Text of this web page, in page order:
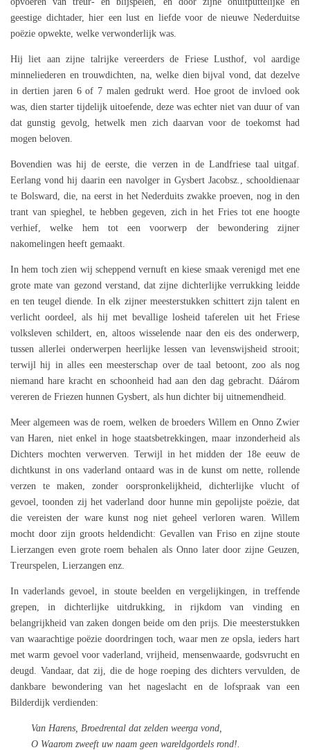
geestige dichtader, hier een lust en liefde voor de nieuwe Nederduitse
poëzie opwekte, welke verwonderlijk was.
Hij liet aan zijne talrijke vereerders de Friese Lusthof, vol aardige
minneliederen en trouwdichten, na, welke dien bijval vond, dat dezelve
in dertien jaren 6 of 7 malen gedrukt werd. Hoe groot de invloed ook
was, dien starter tijdelijk uitoefende, deze was echter niet van duur of van
dat gunstig gevolg, hetwelk men zich daarvan voor de toekomst had
mogen beloven.
Bovendien was hij de eerste, die verzen in de Landfriese taal uitgaf.
Eerlang vond hij daarin een navolger in Gysbert Jacobsz., schooldienaar
te Bolsward, die, na eerst in het Nederduits zwakke proeven, nog in den
trant van spieghel, te hebben gegeven, zich in het Fries tot ene hoogte
verhief, welke hem tot een voorwerp der bewondering zijner
nakomelingen heeft gemaakt.
In hem toch zien wij scheppend vernuft en kiese smaak verenigd met ene
grote mate van gezond verstand, dat zijne dichterlijke verrukking leidde
en ten teugel diende. In elk zijner meesterstukken schittert zijn talent en
verlicht oordeel, als hij met bevallige losheid taferelen uit het Friese
volksleven schildert, en, altoos wisselende naar den eis des onderwerp,
tussen allerlei onderwerpen heerlijke lessen van levenswijsheid strooit;
terwijl hij in alles een meesterschap over de taal betoont, zoo als nog
niemand hare kracht en schoonheid had aan den dag gebracht. Dáárom
vereren de Friezen hunnen Gysbert, als hun dichter bij uitnemendheid.
Meer algemeen was de roem, welken de broeders Willem en Onno Zwier
van Haren, niet enkel in hoge staatsbetrekkingen, maar inzonderheid als
Dichters mochten verwerven. Terwijl in het midden der 18e eeuw de
dichtkunst in ons vaderland ontaard was in de kunst om nette, rollende
verzen te maken, zonder oorspronkelijkheid, dichterlijke vlucht of
gevoel, toonden zij het vaderland door hunne min gepolijste poëzie, dat
die vereisten der ware kunst nog niet geheel verloren waren. Willem
mocht door zijn groots heldendicht: Gevallen van Friso en zijne stoute
Lierzangen even grote roem behalen als Onno later door zijne Geuzen,
Treurspelen, Lierzangen enz.
In vaderlands gevoel, in stoute beelden en vergelijkingen, in treffende
grepen, in dichterlijke uitdrukking, in rijkdom van vinding en
belangrijkheid van zaken dongen beide om den prijs. Die meesterstukken
van waarachtige poëzie doordringen toch, waar men ze opsla, ieders hart
met warm gevoel voor vaderland, vrijheid, mensenwaarde, godsvrucht en
deugd. Vandaar, dat zij, die de hoge roeping des dichters vervulden, de
dankbare bewondering van het nageslacht en de lofspraak van een
Bilderdijk verdienden:
Van Harens, Broedrental dat zelden weerga vond,
O Waarom zweeft uw naam geen wareldgordels rond!.